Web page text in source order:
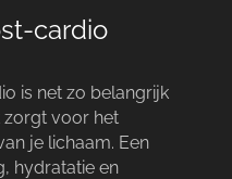
cardio
is net zo belangrijk
zorgt voor het
je lichaam.​ Een
hydratatie en